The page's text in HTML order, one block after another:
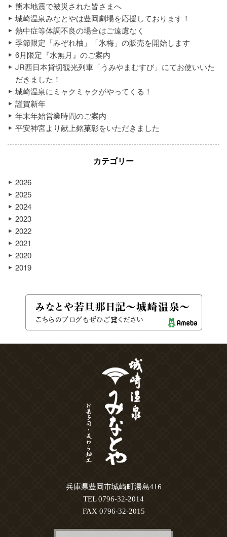
熊本地震で被災された皆さまへ
城崎温泉みなとやは豊岡劇場を応援しております！
熱中症等体調不良の場合はご遠慮なく
季節限定「みぞれ柚」「氷梅」の販売を開始します
6月限定『水無月』のご案内
JR西日本貸切観光列車「うみやまむすび」にてお使いいた
だきました！
城崎温泉にミャクミャクがやってくる！
謹賀新年
年末年始営業時間のご案内
平安神宮より献上銘菓彰をいただきました
カテゴリー
2026
2025
2024
2023
2022
2021
2020
2019
兵庫県豊岡市城崎町湯島416
TEL 0796-32-2014
FAX 0796-32-2015